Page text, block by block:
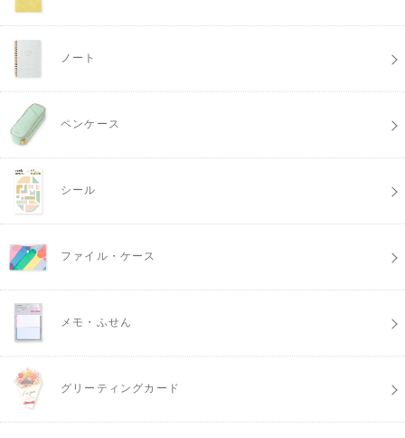
ノート
ペンケース
シール
ファイル・ケース
メモ・ふせん
グリーティングカード